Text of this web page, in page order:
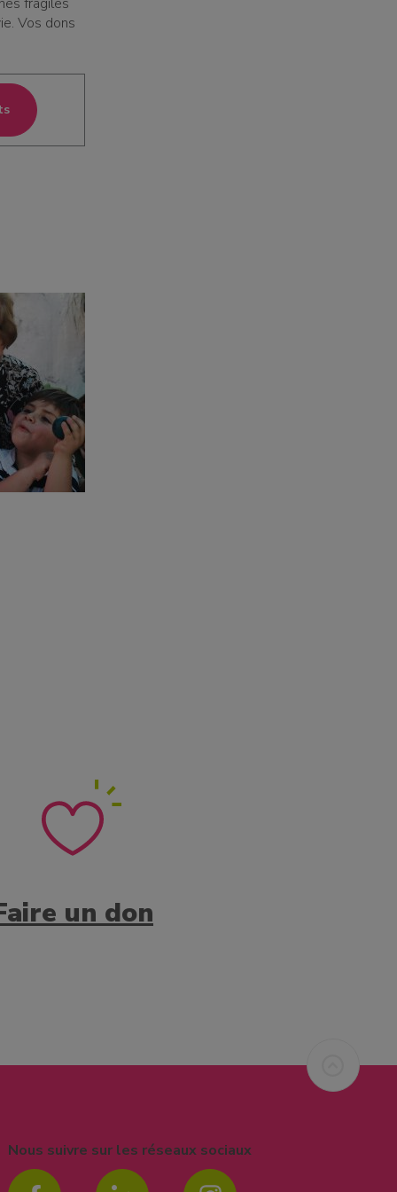
Vos dons
un don
Nous suivre sur les réseaux sociaux